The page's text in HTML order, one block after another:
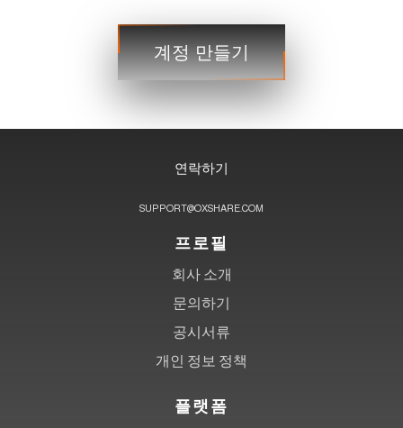
3단계거래
계정 만들기
연락하기
SUPPORT@OXSHARE.COM
프로필
회사 소개
문의하기
공시서류
개인 정보 정책
플랫폼